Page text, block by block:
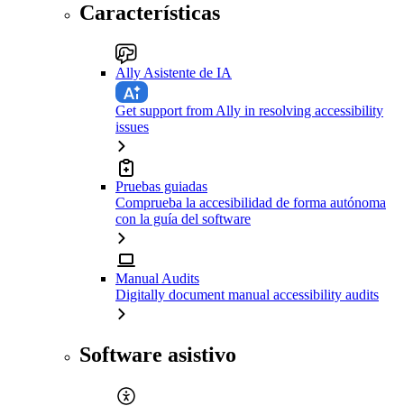
Características
Ally Asistente de IA
Get support from Ally in resolving accessibility
issues
Pruebas guiadas
Comprueba la accesibilidad de forma autónoma
con la guía del software
Manual Audits
Digitally document manual accessibility audits
Software asistivo